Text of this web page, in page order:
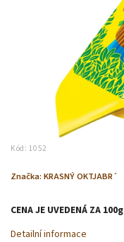
Kód: 1052
Značka: KRASNÝ OKTJABR´
CENA JE UVEDENÁ ZA 100g
Detailní informace